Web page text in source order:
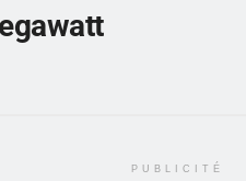
PUBLICITÉ